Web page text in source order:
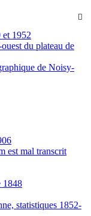

et 1952
du plateau de
de Noisy-
est mal transcrit
1848
statistiques 1852-